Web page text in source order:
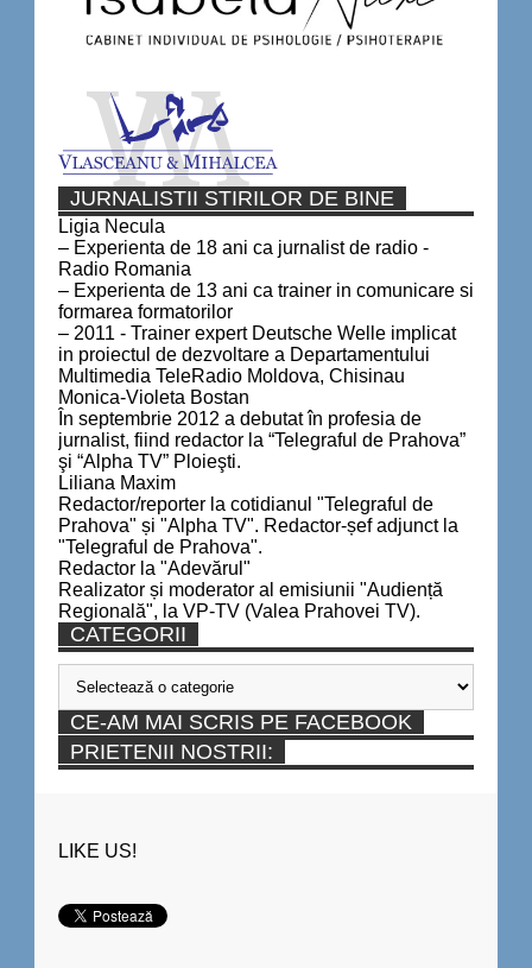
JURNALISTII STIRILOR DE BINE
Ligia Necula
– Experienta de 18 ani ca jurnalist de radio -
Radio Romania
– Experienta de 13 ani ca trainer in comunicare si
formarea formatorilor
– 2011 - Trainer expert Deutsche Welle implicat
in proiectul de dezvoltare a Departamentului
Multimedia TeleRadio Moldova, Chisinau
Monica-Violeta Bostan
În septembrie 2012 a debutat în profesia de
jurnalist, fiind redactor la “Telegraful de Prahova”
şi “Alpha TV” Ploieşti.
Liliana Maxim
Redactor/reporter la cotidianul "Telegraful de
Prahova" și "Alpha TV". Redactor-șef adjunct la
"Telegraful de Prahova".
Redactor la "Adevărul"
Realizator și moderator al emisiunii "Audiență
Regională", la VP-TV (Valea Prahovei TV).
CATEGORII
Categorii
CE-AM MAI SCRIS PE FACEBOOK
PRIETENII NOSTRII:
LIKE US!